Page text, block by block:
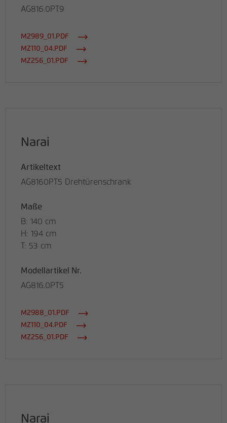
AG816.0PT9
M2989_01.PDF
MZ110_04.PDF
MZ256_01.PDF
Narai
Artikeltext
AG8160PT5 Drehtürenschrank
Maße
B: 140 cm
H: 194 cm
T: 53 cm
Modellartikel Nr.
AG816.0PT5
M2988_01.PDF
MZ110_04.PDF
MZ256_01.PDF
Narai